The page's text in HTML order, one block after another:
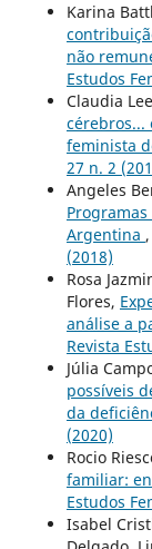
Karina
não
Estudos
Claudia
cérebros...
feminista
27 n. 2
Angeles
Argentina ,
(2018)
Rosa
Flores,
análise a
Revista
Júlia
possíveis
da
(2020)
Rocio
familiar:
Estudos
Isabel